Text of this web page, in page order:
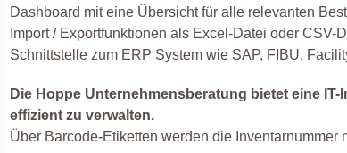
Dashboard mit eine Übersicht für alle relevanten
Import / Exportfunktionen als Excel-Datei oder CSV-
Schnittstelle zum ERP System wie SAP, FIBU,
Die Hoppe Unternehmensberatung bietet eine
effizient zu verwalten.
Über Barcode-Etiketten werden die